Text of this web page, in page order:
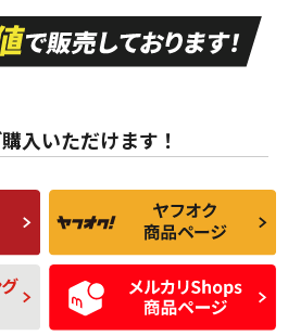
、
ど
A
走行距離も少なく、
非常に状態の良い中
古品
んどない中古品
C
られるが、使用に問
題のない中古品
が
古
D
残り溝も少なく、偏
磨耗がみられ、短期
間使用できるくらい
の中古品
入いただけます！